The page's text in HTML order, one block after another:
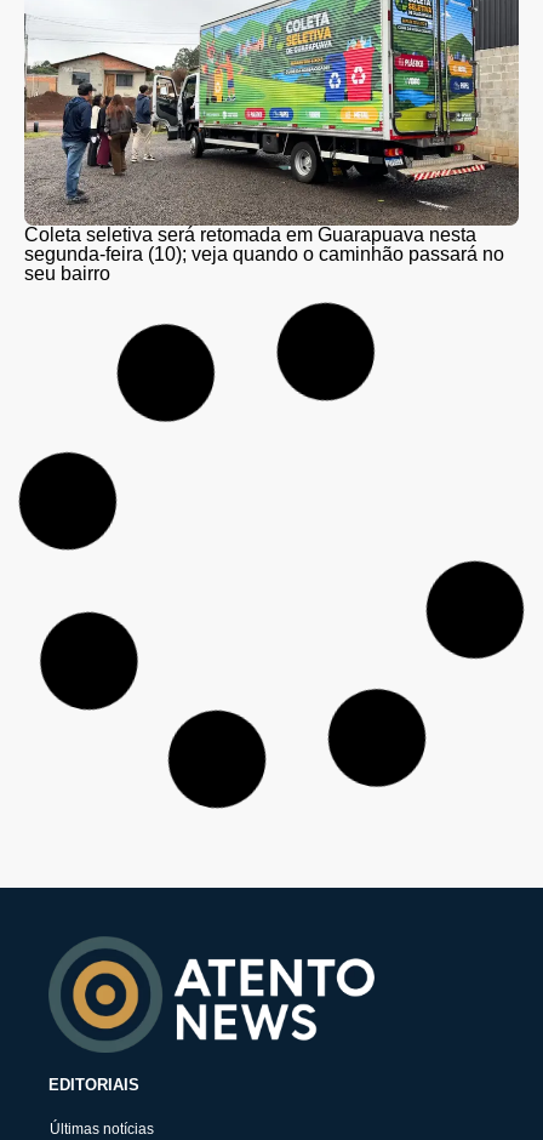
Coleta seletiva será retomada em Guarapuava nesta
segunda-feira (10); veja quando o caminhão passará no
seu bairro
EDITORIAIS
Últimas notícias